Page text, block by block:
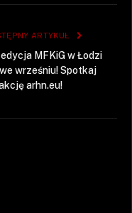
ARTYKUŁ
MFKiG w Łodzi
wrześniu! Spotkaj
arhn.eu!